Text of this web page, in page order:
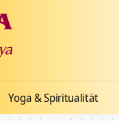
Yoga & Spiritualität